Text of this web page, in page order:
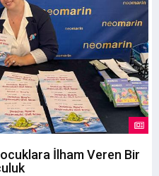
İlham Veren Bir